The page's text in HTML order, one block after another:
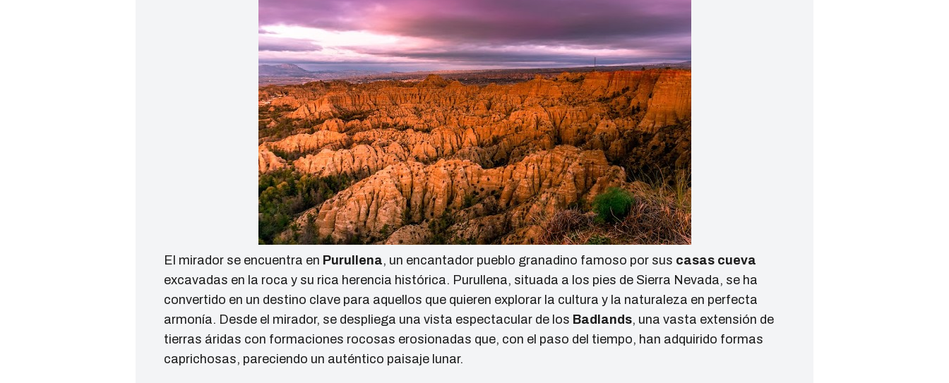
El mirador se encuentra en Purullena, un encantador pueblo granadino famoso por sus casas cueva
excavadas en la roca y su rica herencia histórica. Purullena, situada a los pies de Sierra Nevada, se ha
convertido en un destino clave para aquellos que quieren explorar la cultura y la naturaleza en perfecta
armonía. Desde el mirador, se despliega una vista espectacular de los Badlands, una vasta extensión de
tierras áridas con formaciones rocosas erosionadas que, con el paso del tiempo, han adquirido formas
caprichosas, pareciendo un auténtico paisaje lunar.